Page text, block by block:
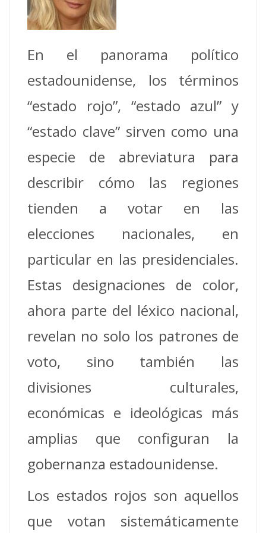
En el panorama político
estadounidense, los términos
“estado rojo”, “estado azul” y
“estado clave” sirven como una
especie de abreviatura para
describir cómo las regiones
tienden a votar en las
elecciones nacionales, en
particular en las presidenciales.
Estas designaciones de color,
ahora parte del léxico nacional,
revelan no solo los patrones de
voto, sino también las
divisiones culturales,
económicas e ideológicas más
amplias que configuran la
gobernanza estadounidense.
Los estados rojos son aquellos
que votan sistemáticamente